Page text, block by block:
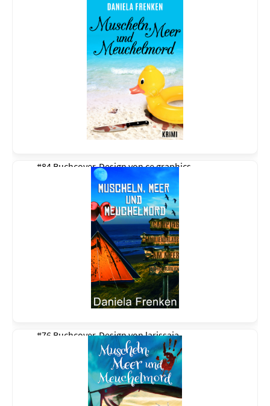
#84 Buchcover-Design vonce graphics
#76 Buchcover-Design vonlarissaja